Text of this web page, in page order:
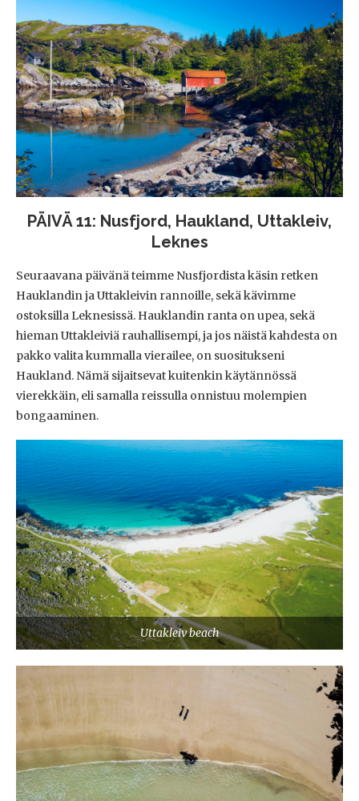
PÄIVÄ 11: Nusfjord, Haukland, Uttakleiv,
Leknes
Seuraavana päivänä teimme Nusfjordista käsin retken
Hauklandin ja Uttakleivin rannoille, sekä kävimme
ostoksilla Leknesissä. Hauklandin ranta on upea, sekä
hieman Uttakleiviä rauhallisempi, ja jos näistä kahdesta on
pakko valita kummalla vierailee, on suositukseni
Haukland. Nämä sijaitsevat kuitenkin käytännössä
vierekkäin, eli samalla reissulla onnistuu molempien
bongaaminen.
Uttakleiv beach